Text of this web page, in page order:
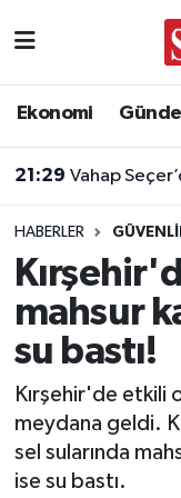
Ekonomi
21:29 Vahap Seçer’den AB
HABERLER
mahsur
su bastı!
Kırşehir'de etkili
meydana geldi.
sel sularında
ise su bastı.
Asayiş
Biyografi
Çevre
Diğer
Dünya
Eğitim
Ankara
Ankara
Süper Lig
Tüm
Son Dakika
Haber Arşivi